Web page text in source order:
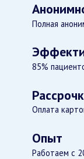
Полная
85%
Оплата
Опыт
Работаем с